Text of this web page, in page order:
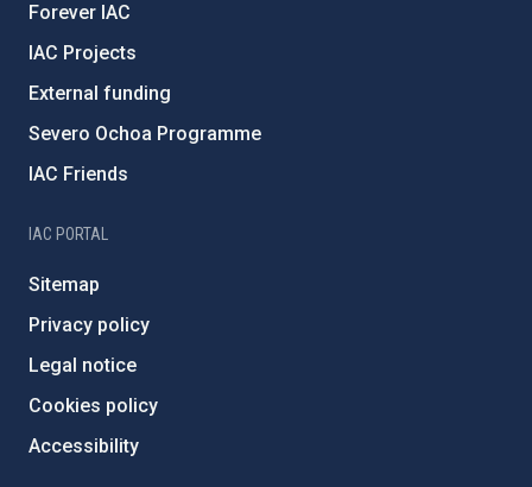
Forever IAC
IAC Projects
External funding
Severo Ochoa Programme
IAC Friends
IAC PORTAL
Sitemap
Privacy policy
Legal notice
Cookies policy
Accessibility